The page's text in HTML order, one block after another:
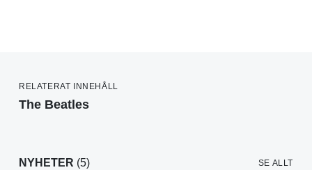
RELATERAT INNEHÅLL
The Beatles
NYHETER (5) SE ALLT